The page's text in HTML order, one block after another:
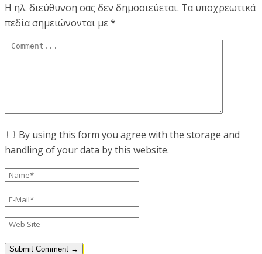
Η ηλ. διεύθυνση σας δεν δημοσιεύεται. Τα υποχρεωτικά
πεδία σημειώνονται με*
By using this form you agree with the storage and
handling of your data by this website.